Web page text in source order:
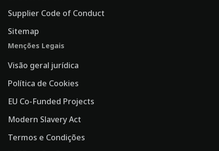
Supplier Code of Conduct
Sitemap
Menções Legais
Visão geral jurídica
Política de Cookies
EU Co-Funded Projects
Modern Slavery Act
Termos e Condições